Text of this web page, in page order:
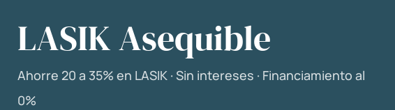
LASIK Asequible
Ahorre 20 a 35% en LASIK · Sin intereses · Financiamiento al
0%